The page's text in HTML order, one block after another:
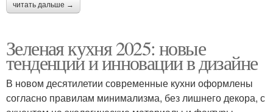
читать дальше →
Зеленая кухня 2025: новые
тенденции и инновации в дизайне
В новом десятилетии современные кухни оформлены
согласно правилам минимализма, без лишнего декора, с